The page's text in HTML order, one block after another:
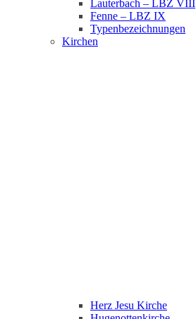
Lauterbach – LBZ VIII
Fenne – LBZ IX
Typenbezeichnungen
Kirchen
Herz Jesu Kirche